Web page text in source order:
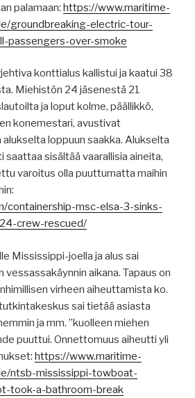
palamaan: https://www.maritime-
groundbreaking-electric-tour-
passengers-over-smoke
konttialus kallistui ja kaatui 38
Miehistön 24 jäsenestä 21
ja loput kolme, päällikkö,
konemestari, avustivat
loppuun saakka. Alukselta
saattaa sisältää vaarallisia aineita,
varoitus olla puuttumatta maihin
containership-msc-elsa-3-sinks-
crew-rescued/
Mississippi-joella ja alus sai
vessassakäynnin aikana. Tapaus on
virheen aiheuttamista ko.
sai tietää asiasta
ja mm. ”kuolleen miehen
puuttui. Onnettomuus aiheutti yli
https://www.maritime-
ntsb-mississippi-towboat-
took-a-bathroom-break